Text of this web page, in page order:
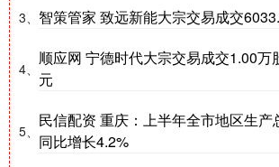
3、 智策管家 致远新能大宗交易成交
4、
顺应网 宁德时代大宗交易成交1.00万
元
5、
民信配资 重庆：上半年全市地区生产
同比增长4.2%